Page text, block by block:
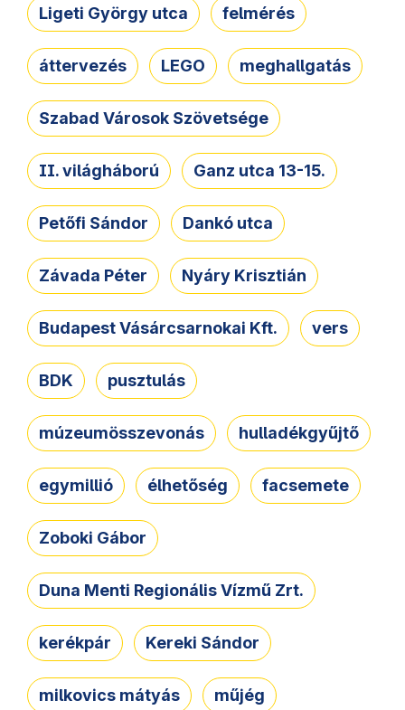
Ligeti György utca felmérés
áttervezés LEGO meghallgatás
Szabad Városok Szövetsége
II. világháború Ganz utca 13-15.
Petőfi Sándor Dankó utca
Závada Péter Nyáry Krisztián
Budapest Vásárcsarnokai Kft. vers
BDK pusztulás
múzeumösszevonás hulladékgyűjtő
egymillió élhetőség facsemete
Zoboki Gábor
Duna Menti Regionális Vízmű Zrt.
kerékpár Kereki Sándor
milkovics mátyás műjég